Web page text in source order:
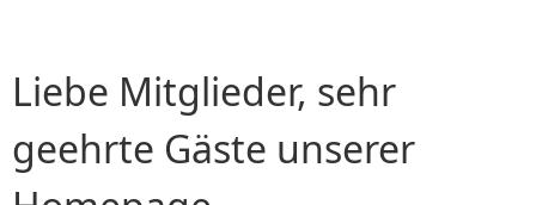
Liebe Mitglieder, sehr
geehrte Gäste unserer